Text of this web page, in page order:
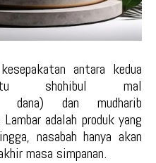
antara kedua
shohibul mal
dana) dan mudharib
adalah produk yang
nasabah hanya akan
masa simpanan.